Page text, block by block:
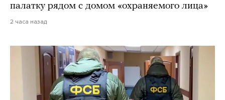
палатку рядом с домом «охраняемого лица»
2 часа назад